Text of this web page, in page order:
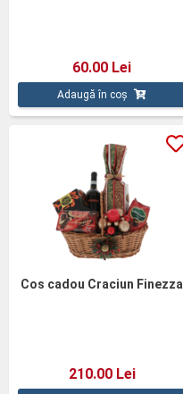
60.00 Lei
Adaugă în coș
Cos cadou Craciun Finezza
210.00 Lei